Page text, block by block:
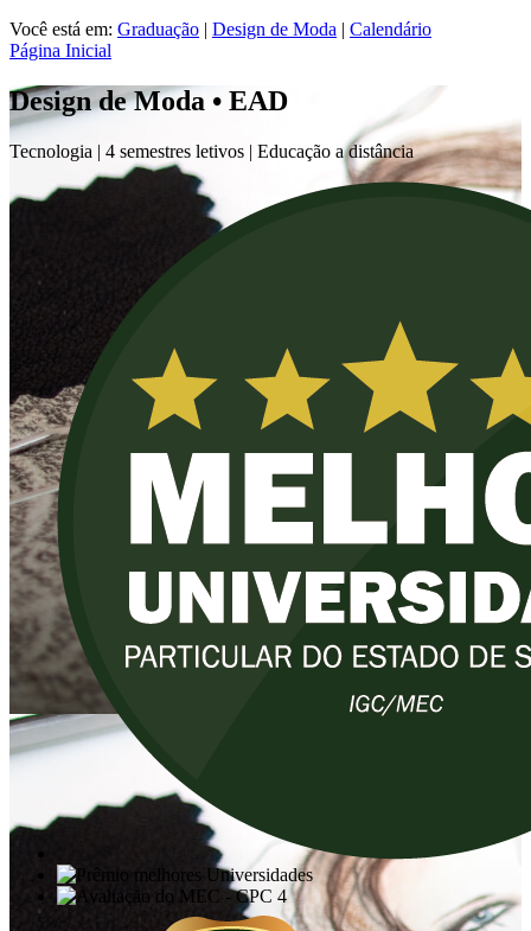
Você está em: Graduação | Design de Moda | Calendário
Página Inicial
Design de Moda • EAD
Tecnologia | 4 semestres letivos | Educação a distância